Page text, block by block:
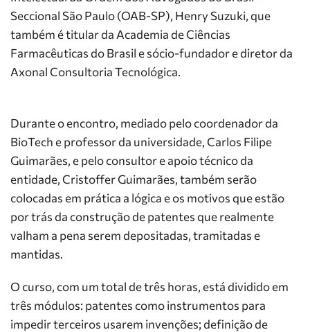
Seccional São Paulo (OAB-SP), Henry Suzuki, que
também é titular da Academia de Ciências
Farmacêuticas do Brasil e sócio-fundador e diretor da
Axonal Consultoria Tecnológica.
Durante o encontro, mediado pelo coordenador da
BioTech e professor da universidade, Carlos Filipe
Guimarães, e pelo consultor e apoio técnico da
entidade, Cristoffer Guimarães, também serão
colocadas em prática a lógica e os motivos que estão
por trás da construção de patentes que realmente
valham a pena serem depositadas, tramitadas e
mantidas.
O curso, com um total de três horas, está dividido em
três módulos: patentes como instrumentos para
impedir terceiros usarem invenções; definição de